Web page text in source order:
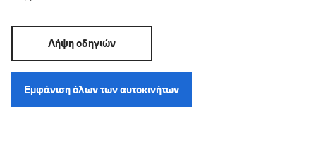
Λήψη οδηγιών
Εμφάνιση όλων των αυτοκινήτων